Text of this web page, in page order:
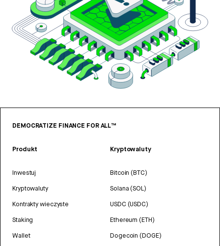
DEMOCRATIZE FINANCE FOR ALL™
Produkt
Inwestuj
Kryptowaluty
Kontrakty wieczyste
Staking
Wallet
Kryptowaluty
Bitcoin (BTC)
Solana (SOL)
USDC (USDC)
Ethereum (ETH)
Dogecoin (DOGE)